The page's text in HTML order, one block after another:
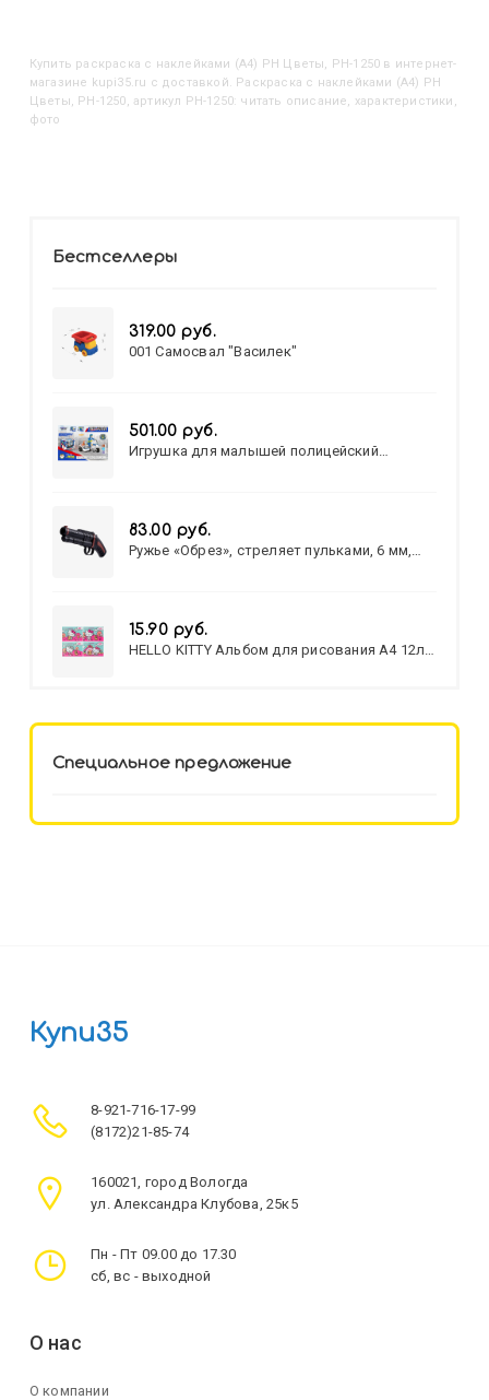
Купить Раскраска с наклейками (А4) РН Цветы, РН-1250 в интернет-
магазине kupi35.ru с доставкой. Раскраска с наклейками (А4) РН
Цветы, РН-1250, артикул РН-1250: читать описание, характеристики,
фото
Бестселлеры
319.00 руб.
001 Самосвал "Василек"
501.00 руб.
Игрушка для малышей полицейский
83.00 руб.
Ружье «Обрез», стреляет пульками, 6 мм,
15.90 руб.
HELLO KITTY Альбом для рисования А4 12л.
Специальное предложение
Купи35
8-921-716-17-99
(8172)21-85-74
160021, город Вологда
ул. Александра Клубова, 25к5
Пн - Пт 09.00 до 17.30
сб, вс - выходной
О нас
О компании